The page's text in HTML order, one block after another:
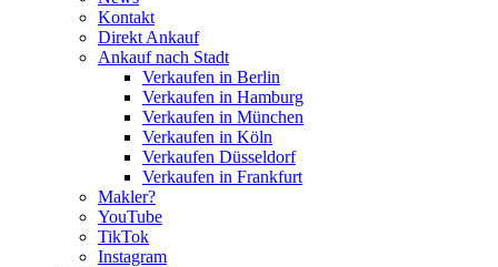
Kontakt
Direkt Ankauf
Ankauf nach Stadt
Verkaufen in Berlin
Verkaufen in Hamburg
Verkaufen in München
Verkaufen in Köln
Verkaufen Düsseldorf
Verkaufen in Frankfurt
Makler?
YouTube
TikTok
Instagram